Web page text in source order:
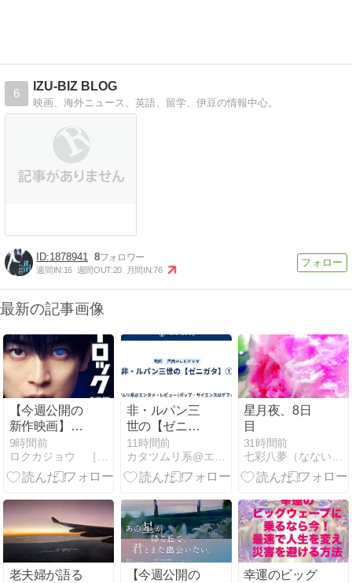
6
IZU-BIZ BLOG
映画、海外ニュース、英語、留学、伊豆の情報中心。
1878941 8
週間IN:16 週間OUT:20 月間IN:76
最新の記事画像
【今週公開の
新作映画】
『ブルーロッ
ク』2026年8
月7日公開情
9時間前
非・ルパン三
世の【ゼニガ
タ】①
11時間前
星月夜、8日
目
31時間前
老夫婦が語る
【今週公開の
幸運のビッグ